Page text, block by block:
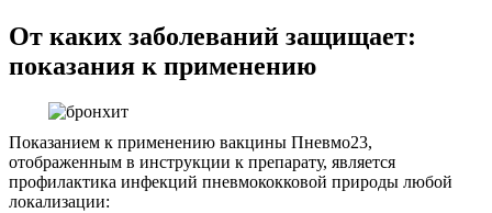
От каких заболеваний защищает:
показания к применению
Показанием к применению вакцины Пневмо23,
отображенным в инструкции к препарату, является
профилактика инфекций пневмококковой природы любой
локализации: